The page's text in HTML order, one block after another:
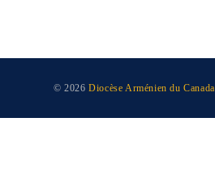
© 2026Diocèse Arménien du Canada